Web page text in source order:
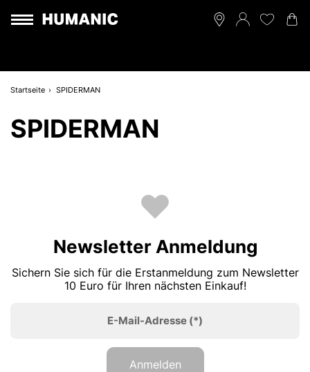
Startseite SPIDERMAN
SPIDERMAN
Newsletter Anmeldung
Sichern Sie sich für die Erstanmeldung zum Newsletter
10 Euro für Ihren nächsten Einkauf!
E-Mail-Adresse (*)
Anmelden